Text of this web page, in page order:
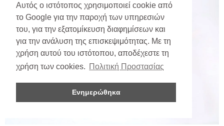
Αυτός ο ιστότοπος χρησιμοποιεί cookie από
το Google για την παροχή των υπηρεσιών
του, για την εξατομίκευση διαφημίσεων και
για την ανάλυση της επισκεψιμότητας. Με τη
χρήση αυτού του ιστότοπου, αποδέχεστε τη
χρήση των cookies. Πολιτική Προστασίας
Ενημερώθηκα